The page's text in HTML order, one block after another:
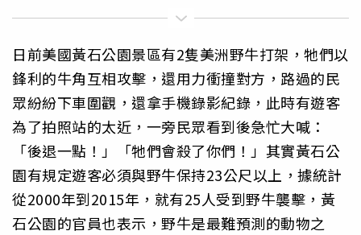
日前美國黃石公園景區有2隻美洲野牛打架，牠們以
鋒利的牛角互相攻擊，還用力衝撞對方，路過的民
眾紛紛下車圍觀，還拿手機錄影紀錄，此時有遊客
為了拍照站的太近，一旁民眾看到後急忙大喊：
「後退一點！」「牠們會殺了你們！」其實黃石公
園有規定遊客必須與野牛保持23公尺以上，據統計
從2000年到2015年，就有25人受到野牛襲擊，黃
石公園的官員也表示，野牛是最難預測的動物之